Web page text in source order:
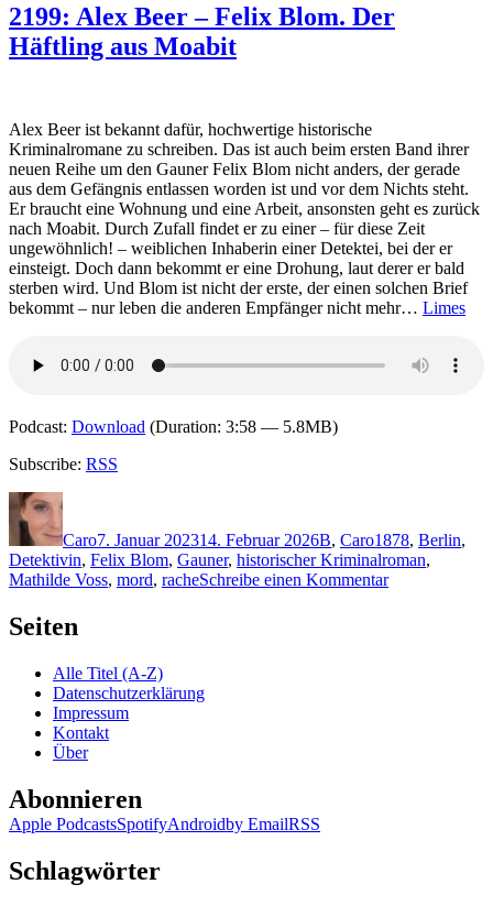
2199: Alex Beer – Felix Blom. Der
Häftling aus Moabit
Alex Beer ist bekannt dafür, hochwertige historische
Kriminalromane zu schreiben. Das ist auch beim ersten Band ihrer
neuen Reihe um den Gauner Felix Blom nicht anders, der gerade
aus dem Gefängnis entlassen worden ist und vor dem Nichts steht.
Er braucht eine Wohnung und eine Arbeit, ansonsten geht es zurück
nach Moabit. Durch Zufall findet er zu einer – für diese Zeit
ungewöhnlich! – weiblichen Inhaberin einer Detektei, bei der er
einsteigt. Doch dann bekommt er eine Drohung, laut derer er bald
sterben wird. Und Blom ist nicht der erste, der einen solchen Brief
bekommt – nur leben die anderen Empfänger nicht mehr… Limes
Podcast: Download (Duration: 3:58 — 5.8MB)
Subscribe: RSS
Autor
Caro7. Januar 202314. Februar 2026B, Caro1878, Berlin,
Detektivin, Felix Blom, Gauner, historischer Kriminalroman,
Mathilde Voss, mord, racheSchreibe einen Kommentarzu
Seiten
Alle Titel (A-Z)
Datenschutzerklärung
Impressum
Kontakt
Über
Abonnieren
Apple PodcastsSpotifyAndroidby EmailRSS
Schlagwörter